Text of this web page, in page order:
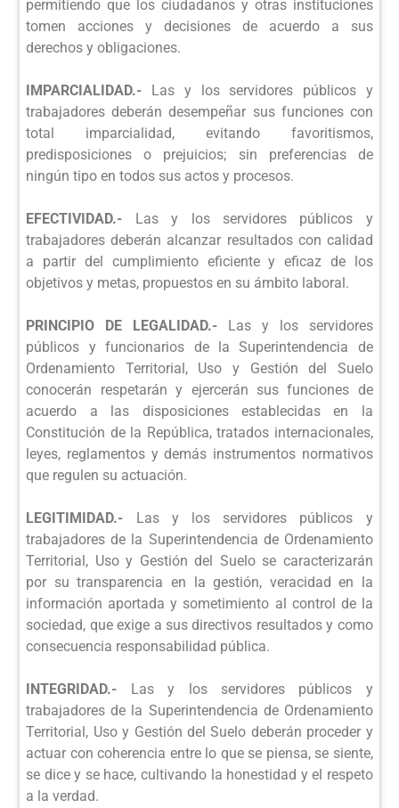
permitiendo que los ciudadanos y otras instituciones
tomen acciones y decisiones de acuerdo a sus
derechos y obligaciones.
IMPARCIALIDAD.- Las y los servidores públicos y
trabajadores deberán desempeñar sus funciones con
total imparcialidad, evitando favoritismos,
predisposiciones o prejuicios; sin preferencias de
ningún tipo en todos sus actos y procesos.
EFECTIVIDAD.- Las y los servidores públicos y
trabajadores deberán alcanzar resultados con calidad
a partir del cumplimiento eficiente y eficaz de los
objetivos y metas, propuestos en su ámbito laboral.
PRINCIPIO DE LEGALIDAD.- Las y los servidores
públicos y funcionarios de la Superintendencia de
Ordenamiento Territorial, Uso y Gestión del Suelo
conocerán respetarán y ejercerán sus funciones de
acuerdo a las disposiciones establecidas en la
Constitución de la República, tratados internacionales,
leyes, reglamentos y demás instrumentos normativos
que regulen su actuación.
LEGITIMIDAD.- Las y los servidores públicos y
trabajadores de la Superintendencia de Ordenamiento
Territorial, Uso y Gestión del Suelo se caracterizarán
por su transparencia en la gestión, veracidad en la
información aportada y sometimiento al control de la
sociedad, que exige a sus directivos resultados y como
consecuencia responsabilidad pública.
INTEGRIDAD.- Las y los servidores públicos y
trabajadores de la Superintendencia de Ordenamiento
Territorial, Uso y Gestión del Suelo deberán proceder y
actuar con coherencia entre lo que se piensa, se siente,
se dice y se hace, cultivando la honestidad y el respeto
a la verdad.